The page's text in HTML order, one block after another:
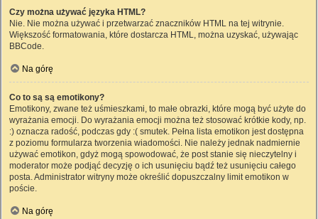
Czy można używać języka HTML?
Nie. Nie można używać i przetwarzać znaczników HTML na tej witrynie.
Większość formatowania, które dostarcza HTML, można uzyskać, używając
BBCode.
Na górę
Co to są są emotikony?
Emotikony, zwane też uśmieszkami, to małe obrazki, które mogą być użyte do
wyrażania emocji. Do wyrażania emocji można też stosować krótkie kody, np.
:) oznacza radość, podczas gdy :( smutek. Pełna lista emotikon jest dostępna
z poziomu formularza tworzenia wiadomości. Nie należy jednak nadmiernie
używać emotikon, gdyż mogą spowodować, że post stanie się nieczytelny i
moderator może podjąć decyzję o ich usunięciu bądź też usunięciu całego
posta. Administrator witryny może określić dopuszczalny limit emotikon w
poście.
Na górę